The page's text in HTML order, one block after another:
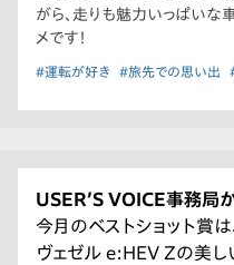
がら、走りも魅力いっぱいな
メです！
#運転が好き #旅先での思い出
USER’S VOICE事務局
今月のベストショット賞
ヴェゼル e:HEV Zの美